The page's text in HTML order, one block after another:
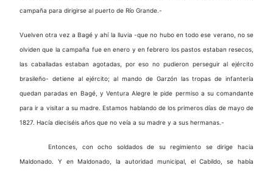
campaña para dirigirse al puerto de Río Grande.-
Vuelven otra vez a Bagé y ahí la lluvia -que no hubo en todo ese verano, no se
olviden que la campaña fue en enero y en febrero los pastos estaban resecos,
las caballadas estaban agotadas, por eso no pudieron perseguir al ejército
brasileño- detiene al ejército; al mando de Garzón las tropas de infantería
quedan paradas en Bagé, y Ventura Alegre le pide permiso a su comandante
para ir a visitar a su madre. Estamos hablando de los primeros días de mayo de
1827. Hacía dieciséis años que no veía a su madre y a sus hermanas.-
Entonces, con ocho soldados de su regimiento se dirige hacia
Maldonado. Y en Maldonado, la autoridad municipal, el Cabildo, se había